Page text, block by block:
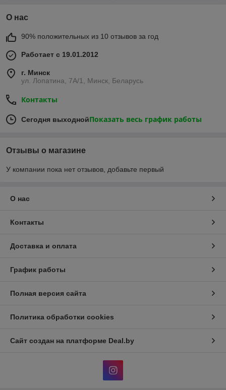
О нас
90% положительных из 10 отзывов за год
Работает с 19.01.2012
г. Минск
ул. Лопатина, 7А/1, Минск, Беларусь
Контакты
Сегодня выходнойПоказать весь график работы
Отзывы о магазине
У компании пока нет отзывов, добавьте первый
О нас
Контакты
Доставка и оплата
График работы
Полная версия сайта
Политика обработки cookies
Сайт создан на платформе Deal.by